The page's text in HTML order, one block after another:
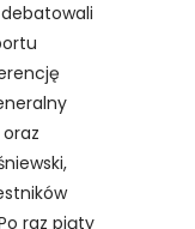
raz piąty